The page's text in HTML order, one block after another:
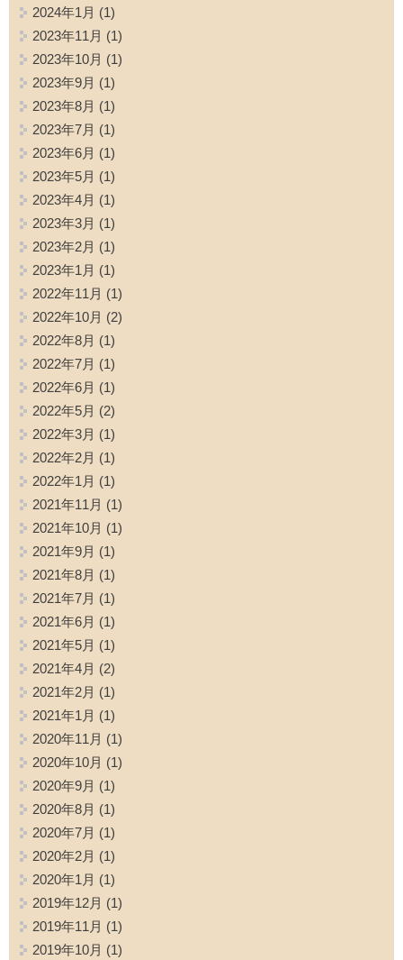
2024年1月 (1)
2023年11月 (1)
2023年10月 (1)
2023年9月 (1)
2023年8月 (1)
2023年7月 (1)
2023年6月 (1)
2023年5月 (1)
2023年4月 (1)
2023年3月 (1)
2023年2月 (1)
2023年1月 (1)
2022年11月 (1)
2022年10月 (2)
2022年8月 (1)
2022年7月 (1)
2022年6月 (1)
2022年5月 (2)
2022年3月 (1)
2022年2月 (1)
2022年1月 (1)
2021年11月 (1)
2021年10月 (1)
2021年9月 (1)
2021年8月 (1)
2021年7月 (1)
2021年6月 (1)
2021年5月 (1)
2021年4月 (2)
2021年2月 (1)
2021年1月 (1)
2020年11月 (1)
2020年10月 (1)
2020年9月 (1)
2020年8月 (1)
2020年7月 (1)
2020年2月 (1)
2020年1月 (1)
2019年12月 (1)
2019年11月 (1)
2019年10月 (1)